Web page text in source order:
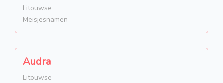
Litouwse
Meisjesnamen
Audra
Litouwse